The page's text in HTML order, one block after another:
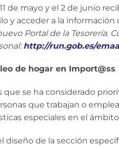
de mayo y el 2 de junio
y acceder a la
Portal de la Tesorería.
http://run.gob.es/
de hogar en Import@ss
que se ha considerado
que trabajan o
especiales en el
diseño de la sección